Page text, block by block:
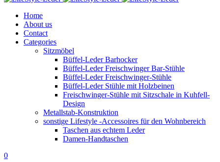
Home
About us
Contact
Categories
Sitzmöbel
Büffel-Leder Barhocker
Büffel-Leder Freischwinger Bar-Stühle
Büffel-Leder Freischwinger-Stühle
Büffel-Leder Stühle mit Holzbeinen
Freischwinger-Stühle mit Sitzschale in Kuhfell-
Design
Metallstab-Konstruktion
sonstige Lifestyle -Accessoires für den Wohnbereich
Taschen aus echtem Leder
Damen-Handtaschen
0